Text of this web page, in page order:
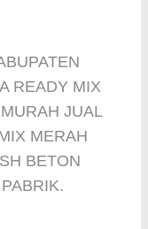
READY MIX
JUAL
MERAH
BETON